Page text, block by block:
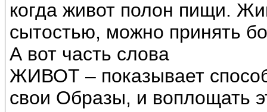
когда живот полон пищи.
сытостью, можно принять
А вот часть слова
ЖИВОТ – показывает
свои Образы, и воплощать